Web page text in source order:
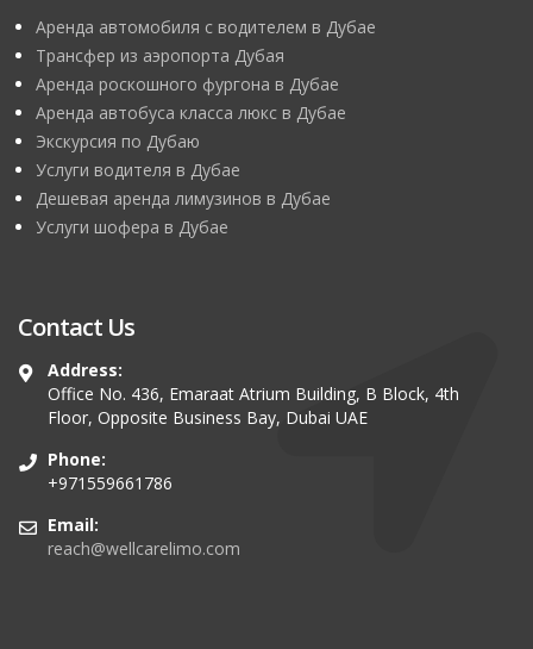
Аренда автомобиля с водителем в Дубае
Трансфер из аэропорта Дубая
Аренда роскошного фургона в Дубае
Аренда автобуса класса люкс в Дубае
Экскурсия по Дубаю
Услуги водителя в Дубае
Дешевая аренда лимузинов в Дубае
Услуги шофера в Дубае
Contact Us
Address:
Office No. 436, Emaraat Atrium Building, B Block, 4th
Floor, Opposite Business Bay, Dubai UAE
Phone:
+971559661786
Email:
reach@wellcarelimo.com